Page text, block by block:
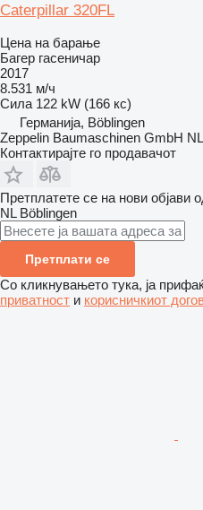
Caterpillar 320FL
Цена на барање
Багер гасеничар
2017
8.531 м/ч
Сила 122 kW (166 кс)
Германија, Böblingen
Zeppelin Baumaschinen GmbH
Контактирајте го продавачот
Претплатете се на нови објави
NL Böblingen
Претплати се
Со кликнувањето тука, ја
приватност и корисничкиот